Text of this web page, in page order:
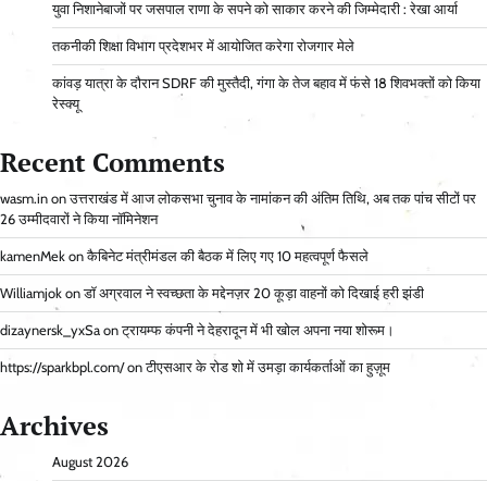
युवा निशानेबाजों पर जसपाल राणा के सपने को साकार करने की जिम्मेदारी : रेखा आर्या
तकनीकी शिक्षा विभाग प्रदेशभर में आयोजित करेगा रोजगार मेले
कांवड़ यात्रा के दौरान SDRF की मुस्तैदी, गंगा के तेज बहाव में फंसे 18 शिवभक्तों को किया
रेस्क्यू
Recent Comments
wasm.in onउत्तराखंड में आज लोकसभा चुनाव के नामांकन की अंतिम तिथि, अब तक पांच सीटों पर
26 उम्मीदवारों ने किया नॉमिनेशन
kamenMek onकैबिनेट मंत्रीमंडल की बैठक में लिए गए 10 महत्वपूर्ण फैसले
Williamjok onडॉ अग्रवाल ने स्वच्छता के मद्देनज़र 20 कूड़ा वाहनों को दिखाई हरी झंडी
dizaynersk_yxSa onट्रायम्फ कंपनी ने देहरादून में भी खोल अपना नया शोरूम।
https://sparkbpl.com/onटीएसआर के रोड शो में उमड़ा कार्यकर्ताओं का हुज़ूम
Archives
August 2026